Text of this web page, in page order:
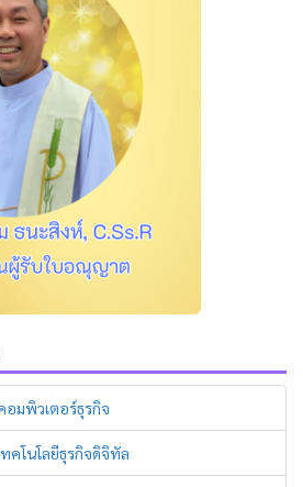
มพิวเตอร์ธุรกิจ
คโนโลยีธุรกิจดิจิทัล